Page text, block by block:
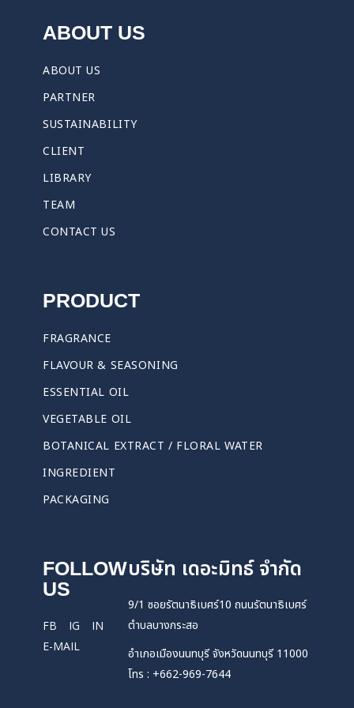
ABOUT US
ABOUT US
PARTNER
SUSTAINABILITY
CLIENT
LIBRARY
TEAM
CONTACT US
PRODUCT
FRAGRANCE
FLAVOUR & SEASONING
ESSENTIAL OIL
VEGETABLE OIL
BOTANICAL EXTRACT / FLORAL WATER
INGREDIENT
PACKAGING
FOLLOW
US
FB IG
IN
E-MAIL
บริษัท เดอะมิทธ์ จำกัด
9/1 ซอยรัตนาธิเบศร์10 ถนนรัตนาธิเบศร์
ตำบลบางกระสอ
อำเภอเมืองนนทบุรี จังหวัดนนทบุรี 11000
โทร : +662-969-7644